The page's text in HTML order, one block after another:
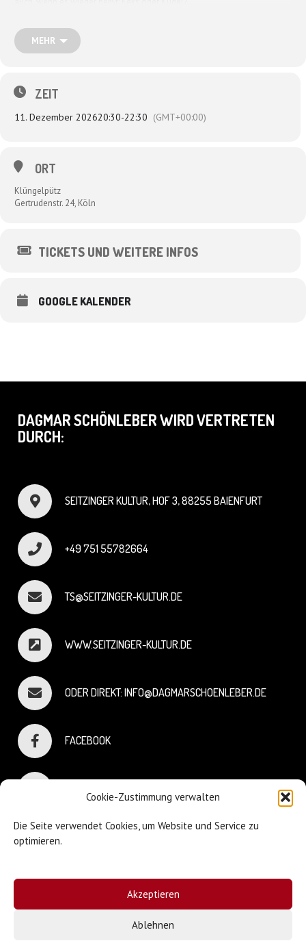
Cookie-Zustimmung verwalten
Die Seite verwendet Cookies, um Website und Service zu
optimieren.
Akzeptieren
Ablehnen
„Sensationell, urkomisch, fette Rhythmen, ein bisschen Kindergeburtstag,
nachdenkliche Texte und viel gute Laune!“ Kölnische Rundschau
großartiger Stimme!“
MEHR
ZEIT
11. Dezember 202620:30-22:30 (GMT+00:00)
ORT
Klüngelpütz
Gertrudenstr. 24, Köln
TICKETS UND WEITERE INFOS
GOOGLE KALENDER
DAGMAR SCHÖNLEBER WIRD VERTRETEN
DURCH:
SEITZINGER KULTUR, HOF 3, 88255 BAIENFURT
+49 751 55782664
TS@SEITZINGER-KULTUR.DE
WWW.SEITZINGER-KULTUR.DE
ODER DIREKT: INFO@DAGMARSCHOENLEBER.DE
FACEBOOK
Sniffing Dog